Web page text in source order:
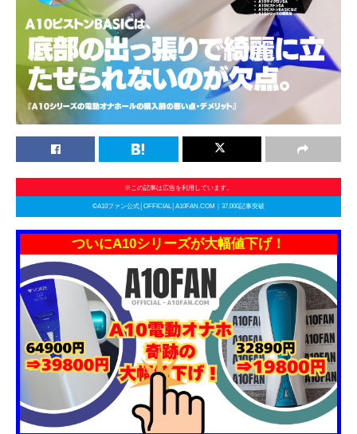
※この記事は広告を利用しています。
©A10ファン公式│OFFICIAL│A10FAN.COM｜37,000記事突破
ついにA10シリーズが大幅値下げ！